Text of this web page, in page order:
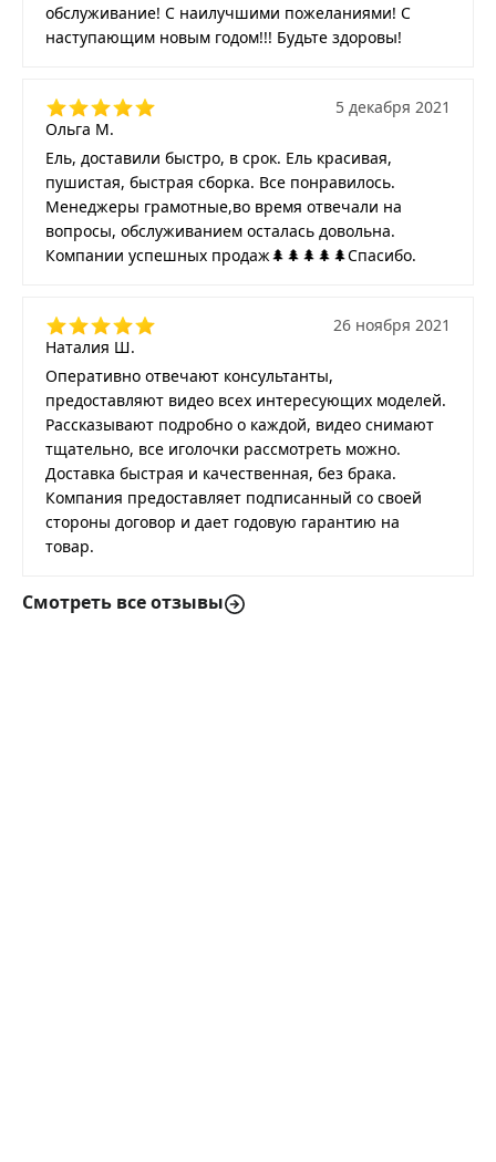
обслуживание! С наилучшими пожеланиями! С
наступающим новым годом!!! Будьте здоровы!
Ольга М.
5 декабря 2021
Ель, доставили быстро, в срок. Ель красивая,
пушистая, быстрая сборка. Все понравилось.
Менеджеры грамотные,во время отвечали на
вопросы, обслуживанием осталась довольна.
Компании успешных продаж🌲🌲🌲🌲🌲Спасибо.
Наталия Ш.
26 ноября 2021
Оперативно отвечают консультанты,
предоставляют видео всех интересующих моделей.
Рассказывают подробно о каждой, видео снимают
тщательно, все иголочки рассмотреть можно.
Доставка быстрая и качественная, без брака.
Компания предоставляет подписанный со своей
стороны договор и дает годовую гарантию на
товар.
Смотреть все отзывы